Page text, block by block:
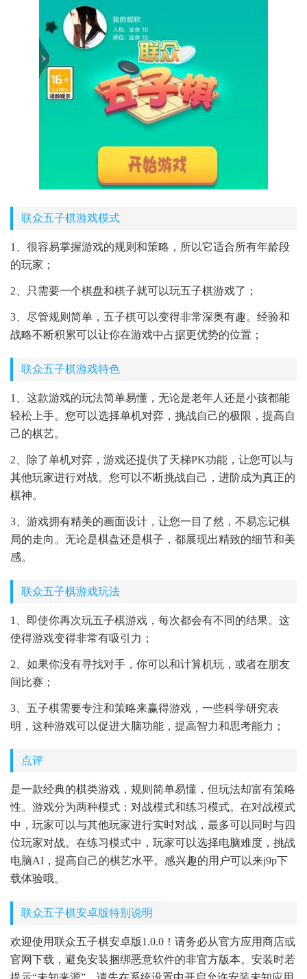
联众五子棋游戏模式
1、很容易掌握游戏的规则和策略，所以它适合所有年龄段
的玩家；
2、只需要一个棋盘和棋子就可以玩五子棋游戏了；
3、尽管规则简单，五子棋可以变得非常深奥有趣。经验和
战略不断积累可以让你在游戏中占据更优势的位置；
联众五子棋游戏特色
1、这款游戏的玩法简单易懂，无论是老年人还是小孩都能
轻松上手。您可以选择单机对弈，挑战自己的极限，提高自
己的棋艺。
2、除了单机对弈，游戏还提供了天梯PK功能，让您可以与
其他玩家进行对战。您可以不断挑战自己，进阶成为真正的
棋神。
3、游戏拥有精美的画面设计，让您一目了然，不易忘记棋
局的走向。无论是棋盘还是棋子，都展现出精致的细节和美
感。
联众五子棋游戏玩法
1、即使你再次玩五子棋游戏，每次都会有不同的结果。这
使得游戏变得非常有吸引力；
2、如果你没有寻找对手，你可以和计算机玩，或者在朋友
间比赛；
3、五子棋需要专注和策略来赢得游戏，一些科学研究表
明，这种游戏可以促进大脑功能，提高智力和思考能力；
点评
是一款经典的棋类游戏，规则简单易懂，但玩法却富有策略
性。游戏分为两种模式：对战模式和练习模式。在对战模式
中，玩家可以与其他玩家进行实时对战，最多可以同时与四
位玩家对战。在练习模式中，玩家可以选择电脑难度，挑战
电脑AI，提高自己的棋艺水平。感兴趣的用户可以来j9p下
载体验哦。
联众五子棋安卓版特别说明
欢迎使用联众五子棋安卓版1.0.0！请务必从官方应用商店或
官网下载，避免安装捆绑恶意软件的非官方版本。安装时若